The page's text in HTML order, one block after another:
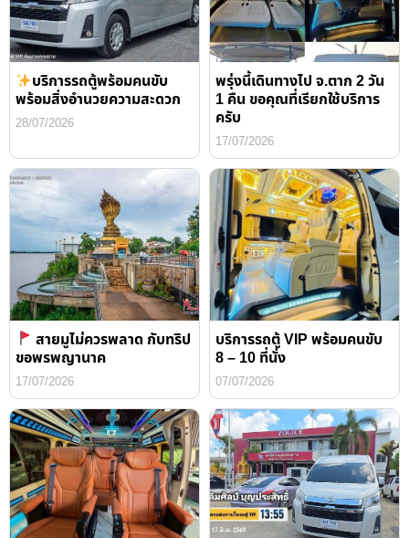
บริการรถตู้พร้อมคนขับ
พร้อมสิ่งอำนวยความสะดวก
28/07/2026
พรุ่งนี้เดินทางไป จ.ตาก 2 วัน
1 คืน ขอคุณที่เรียกใช้บริการ
ครับ
17/07/2026
สายมูไม่ควรพลาด กับทริป
ขอพรพญานาค
17/07/2026
บริการรถตู้ VIP พร้อมคนขับ
8 – 10 ที่นั่ง
07/07/2026